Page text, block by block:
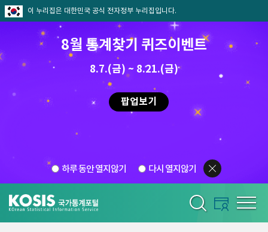
이 누리집은 대한민국 공식 전자정부 누리집입니다.
8월 통계찾기 퀴즈이벤트
8.7.(금) ~ 8.21.(금)
팝업보기
하루 동안 열지않기 다시 열지않기